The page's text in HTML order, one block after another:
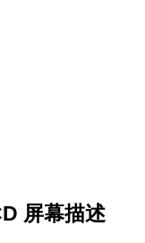
屏幕描述